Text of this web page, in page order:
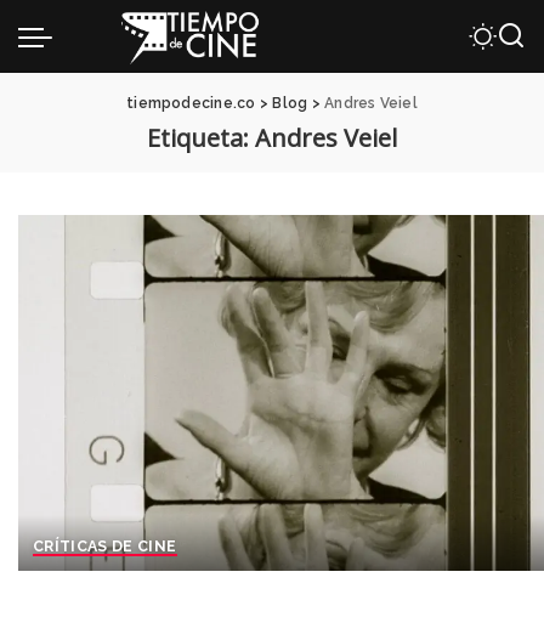
tiempodecine.co > Blog >Andres Veiel
Etiqueta: Andres Veiel
CRÍTICAS DE CINE